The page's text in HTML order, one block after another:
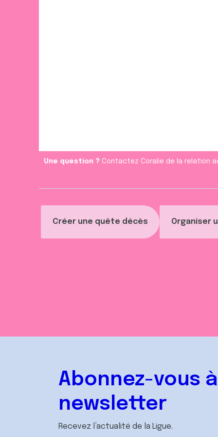
Créer une quête décès Organiser
Une question ? Contactez Coralie de la relation
Abonnez-vous
newsletter
Recevez l’actualité de la Ligue.